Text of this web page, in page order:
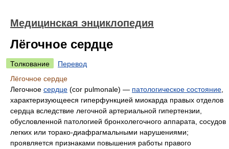
Медицинская энциклопедия
Лёгочное сердце
Толкование
Перевод
Лёгочное сердце
Легочное сердце (cor pulmonale) — патологическое состояние
характеризующееся гиперфункцией миокарда правых отделов
сердца вследствие легочной артериальной гипертензии,
обусловленной патологией бронхолегочного аппарата, сосудов
легких или торако-диафрагмальными нарушениями;
проявляется признаками повышения работы правого